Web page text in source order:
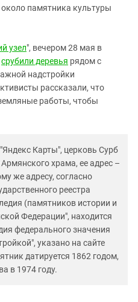
памятника культуры
узел", вечером 28 мая в
срубили деревья рядом с
надстройки
рассказали, что
работы, чтобы
Карты", церковь Сурб
храма, ее адрес –
же адресу, согласно
реестра
(памятников истории и
Федерации", находится
федерального значения
указано на сайте
датируется 1862 годом,
в 1974 году.